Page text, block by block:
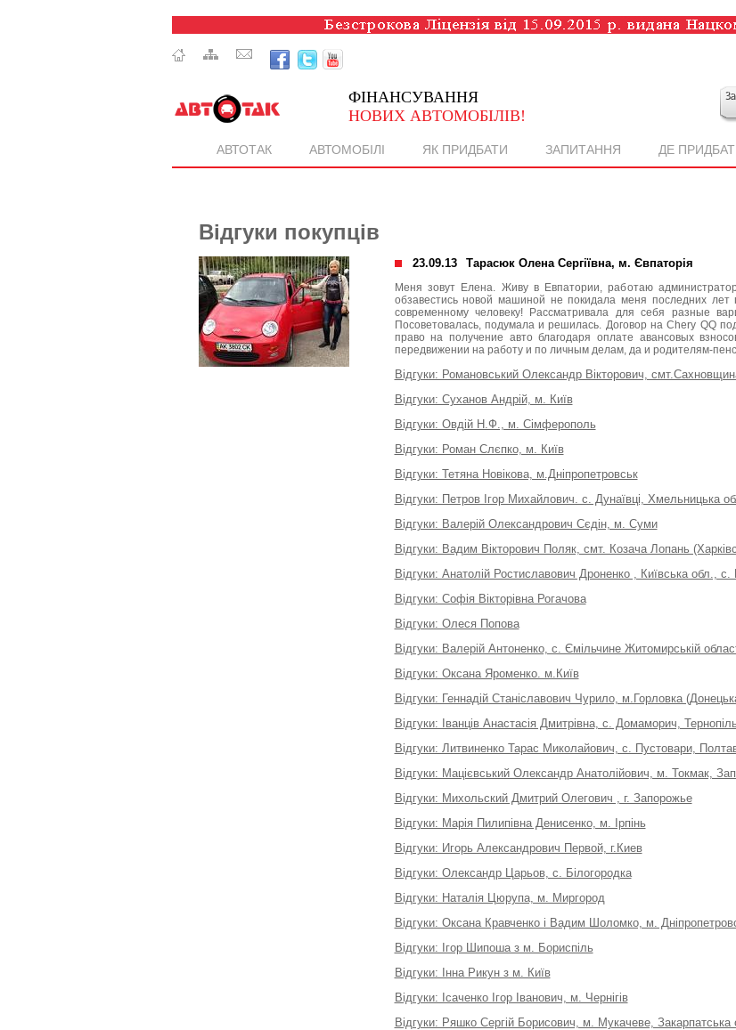
ФІНАНСУВАННЯ
НОВИХ АВТОМОБІЛІВ!
АВТОТАК АВТОМОБІЛІ ЯК ПРИДБАТИ ЗАПИТАННЯ ДЕ
Відгуки покупців
23.09.13 Тарасюк Олена Сергіївна, м. Євпаторія
Меня зовут Елена. Живу в Евпатории, работаю
обзавестись новой машиной не покидала меня последних
современному человеку! Рассматривала для себя разные
Посоветовалась, подумала и решилась. Договор на Chery QQ
право на получение авто благодаря оплате авансовых
передвижении на работу и по личным делам, да и родителям-
Відгуки: Романовський Олександр Вікторович,
Відгуки: Суханов Андрій, м. Київ
Відгуки: Овдій Н.Ф., м. Сімферополь
Відгуки: Роман Слєпко, м. Київ
Відгуки: Тетяна Новікова, м.Дніпропетровськ
Відгуки: Петров Ігор Михайлович. с. Дунаївці, Хмельницька
Відгуки: Валерій Олександрович Сєдін, м. Суми
Відгуки: Вадим Вікторович Поляк, смт. Козача Лопань
Відгуки: Анатолій Ростиславович Дроненко , Київська обл., с.
Відгуки: Софія Вікторівна Рогачова
Відгуки: Олеся Попова
Відгуки: Валерій Антоненко, с. Ємільчине Житомирській
Відгуки: Оксана Яроменко. м.Київ
Відгуки: Геннадій Станіславович Чурило, м.Горловка
Відгуки: Іванців Анастасія Дмитрівна, с. Домаморич,
Відгуки: Литвиненко Тарас Миколайович, с. Пустовари,
Відгуки: Мацієвський Олександр Анатолійович, м. Токмак,
Відгуки: Михольский Дмитрий Олегович , г. Запорожье
Відгуки: Марія Пилипівна Денисенко, м. Ірпінь
Відгуки: Игорь Александрович Первой, г.Киев
Відгуки: Олександр Царьов, с. Білогородка
Відгуки: Наталія Цюрупа, м. Миргород
Відгуки: Оксана Кравченко і Вадим Шоломко, м.
Відгуки: Ігор Шипоша з м. Бориспіль
Відгуки: Інна Рикун з м. Київ
Відгуки: Ісаченко Ігор Іванович, м. Чернігів
Відгуки: Ряшко Сергій Борисович, м. Мукачеве, Закарпатська